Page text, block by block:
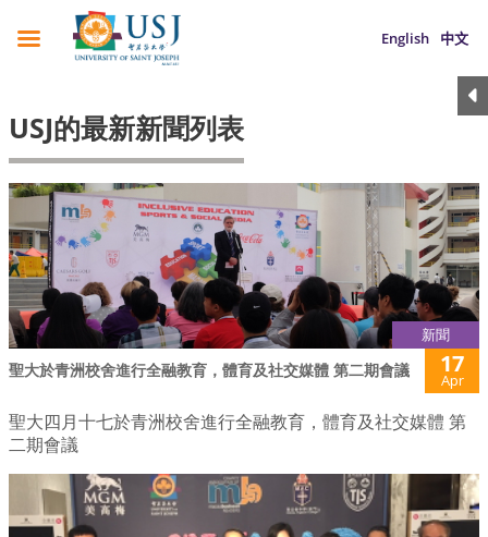
English 中文
USJ的最新新聞列表
新聞
聖大於青洲校舍進行全融教育，體育及社交媒體 第二期會議 17
Apr
聖大四月十七於青洲校舍進行全融教育，體育及社交媒體 第
二期會議